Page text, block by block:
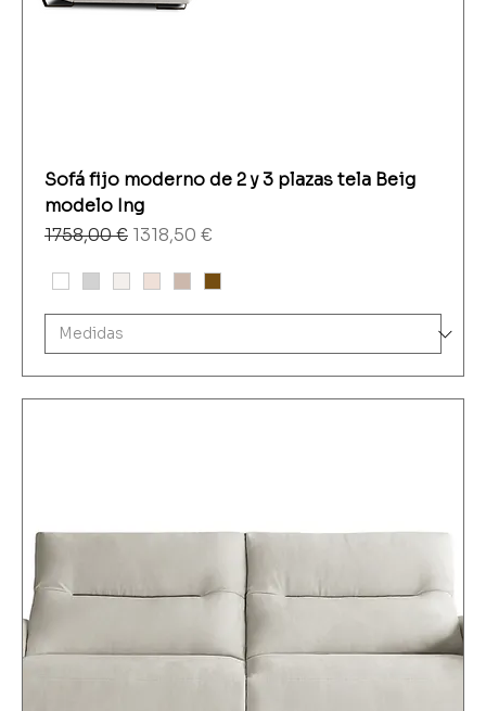
Sofá fijo moderno de 2 y 3 plazas tela Beig
modelo Ing
Precio
1758,00 € Precio de oferta
1318,50 €